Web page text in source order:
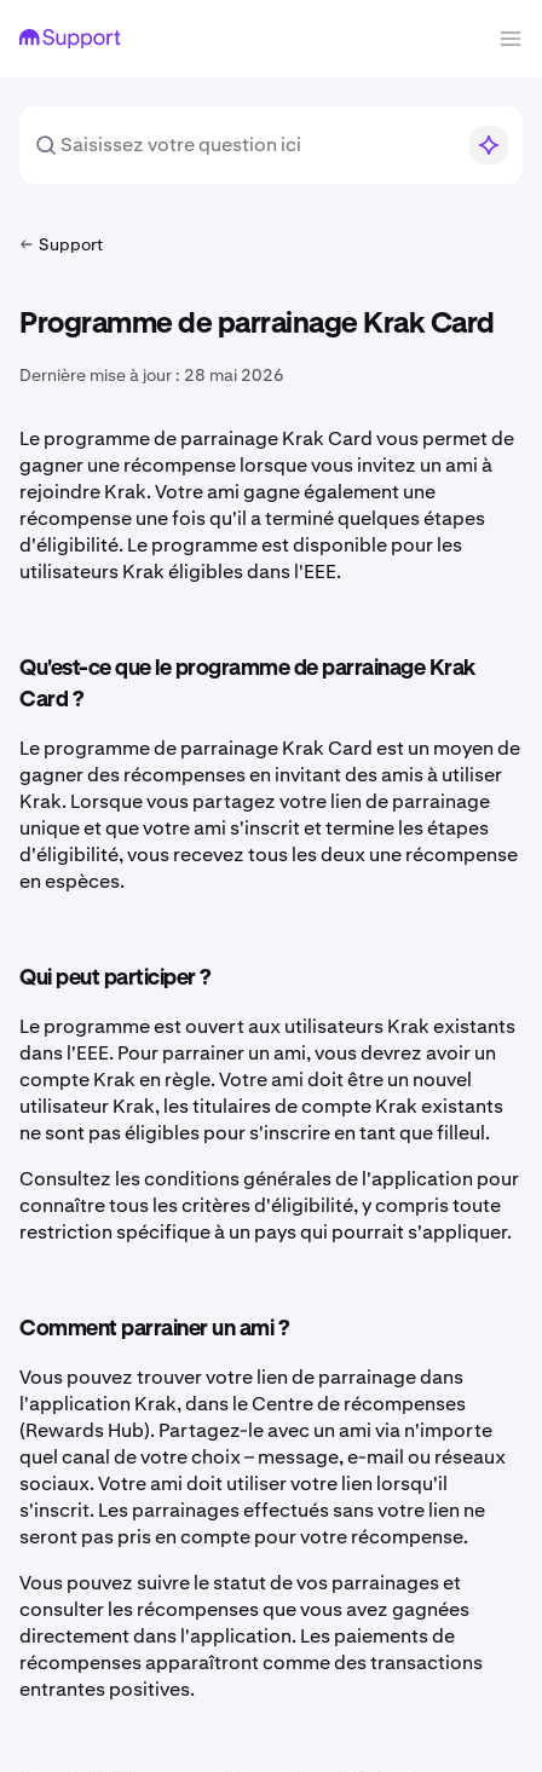
Support
Programme de parrainage Krak Card
Dernière mise à jour : 28 mai 2026
Le programme de parrainage Krak Card vous permet de
gagner une récompense lorsque vous invitez un ami à
rejoindre Krak. Votre ami gagne également une
récompense une fois qu'il a terminé quelques étapes
d'éligibilité. Le programme est disponible pour les
utilisateurs Krak éligibles dans l'EEE.
Qu'est-ce que le programme de parrainage Krak
Card ?
Le programme de parrainage Krak Card est un moyen de
gagner des récompenses en invitant des amis à utiliser
Krak. Lorsque vous partagez votre lien de parrainage
unique et que votre ami s'inscrit et termine les étapes
d'éligibilité, vous recevez tous les deux une récompense
en espèces.
Qui peut participer ?
Le programme est ouvert aux utilisateurs Krak existants
dans l'EEE. Pour parrainer un ami, vous devrez avoir un
compte Krak en règle. Votre ami doit être un nouvel
utilisateur Krak, les titulaires de compte Krak existants
ne sont pas éligibles pour s'inscrire en tant que filleul.
Consultez les conditions générales de l'application pour
connaître tous les critères d'éligibilité, y compris toute
restriction spécifique à un pays qui pourrait s'appliquer.
Comment parrainer un ami ?
Vous pouvez trouver votre lien de parrainage dans
l'application Krak, dans le Centre de récompenses
(Rewards Hub). Partagez-le avec un ami via n'importe
quel canal de votre choix – message, e-mail ou réseaux
sociaux. Votre ami doit utiliser votre lien lorsqu'il
s'inscrit. Les parrainages effectués sans votre lien ne
seront pas pris en compte pour votre récompense.
Vous pouvez suivre le statut de vos parrainages et
consulter les récompenses que vous avez gagnées
directement dans l'application. Les paiements de
récompenses apparaîtront comme des transactions
entrantes positives.